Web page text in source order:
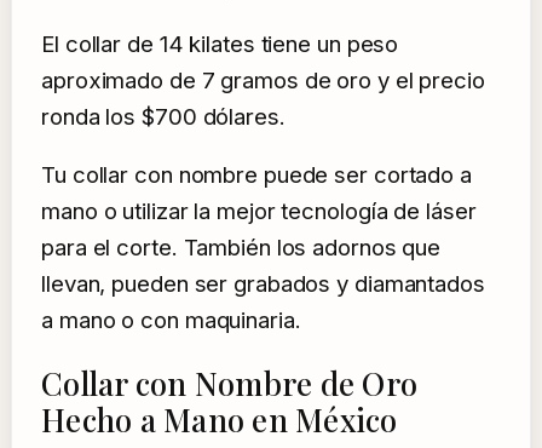
El collar de 14 kilates tiene un peso
aproximado de 7 gramos de oro y el precio
ronda los $700 dólares.
Tu collar con nombre puede ser cortado a
mano o utilizar la mejor tecnología de láser
para el corte. También los adornos que
llevan, pueden ser grabados y diamantados
a mano o con maquinaria.
Collar con Nombre de Oro
Hecho a Mano en México